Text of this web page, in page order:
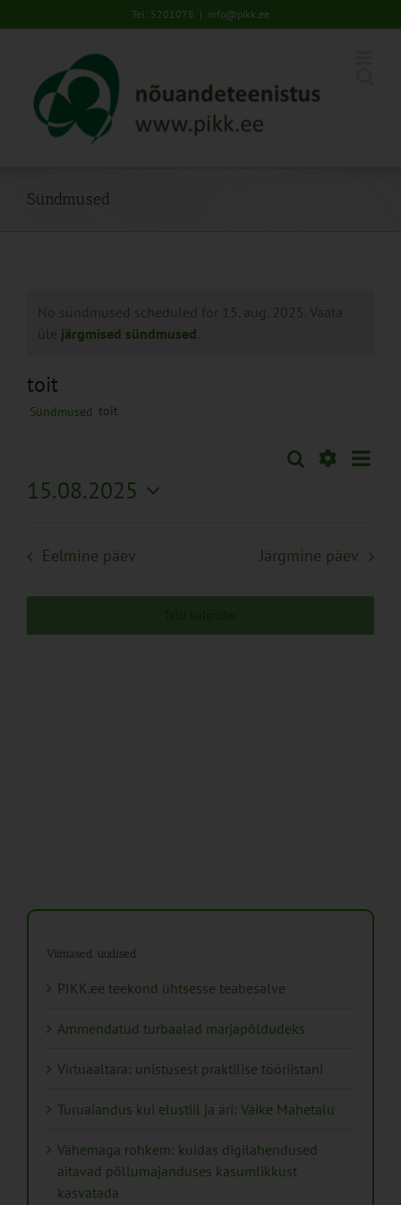
to
Tel: 5201078 | info@pikk.ee
Sündmused
No sündmused scheduled for 15. aug. 2025. Vaata
üle järgmised sündmused
toit
Sündmused toit
Sündmused
Navigation
Otsi Päev
15.08.2025
Eelmine päev Järgmine päev
Viimased uudised
PIKK.ee teekond ühtsesse teabesalve
Ammendatud turbaalad marjapõldudeks
Virtuaaltara: unistusest praktilise tööriistani
Turuaiandus kui elustiil ja äri: Väike Mahetalu
Vähemaga rohkem: kuidas digilahendused
aitavad põllumajanduses kasumlikkust
kasvatada